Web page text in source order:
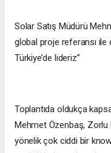
Solar Satış Müdürü
global proje referansı ile
Türkiye’de lideriz”
Toplantıda oldukça
Mehmet Özenbaş, Zorlu
yönelik çok ciddi bir